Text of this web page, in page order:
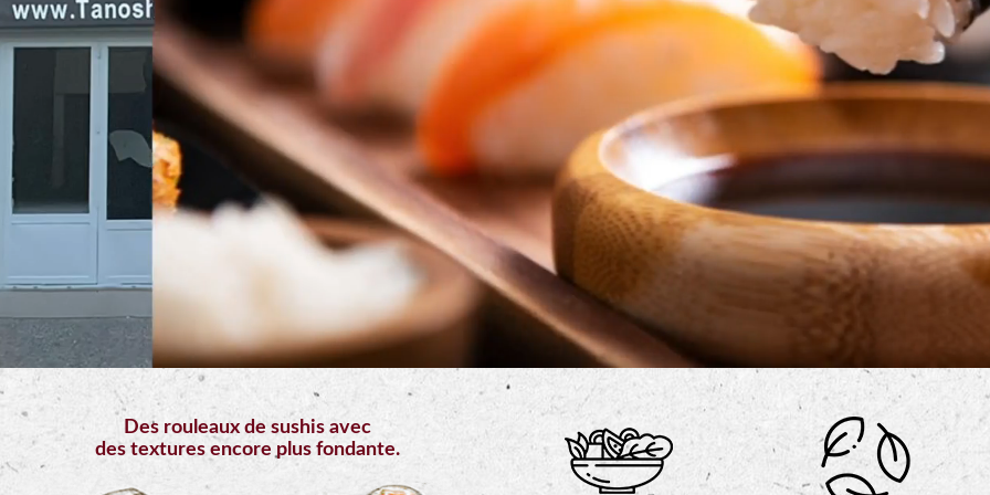
Mobile
Programme
De
Fidélité
Vos
Avis
Zones
de
Livraison
Des rouleaux de sushis avec
des textures encore plus fondante.